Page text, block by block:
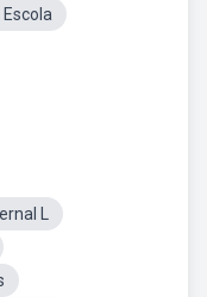
L